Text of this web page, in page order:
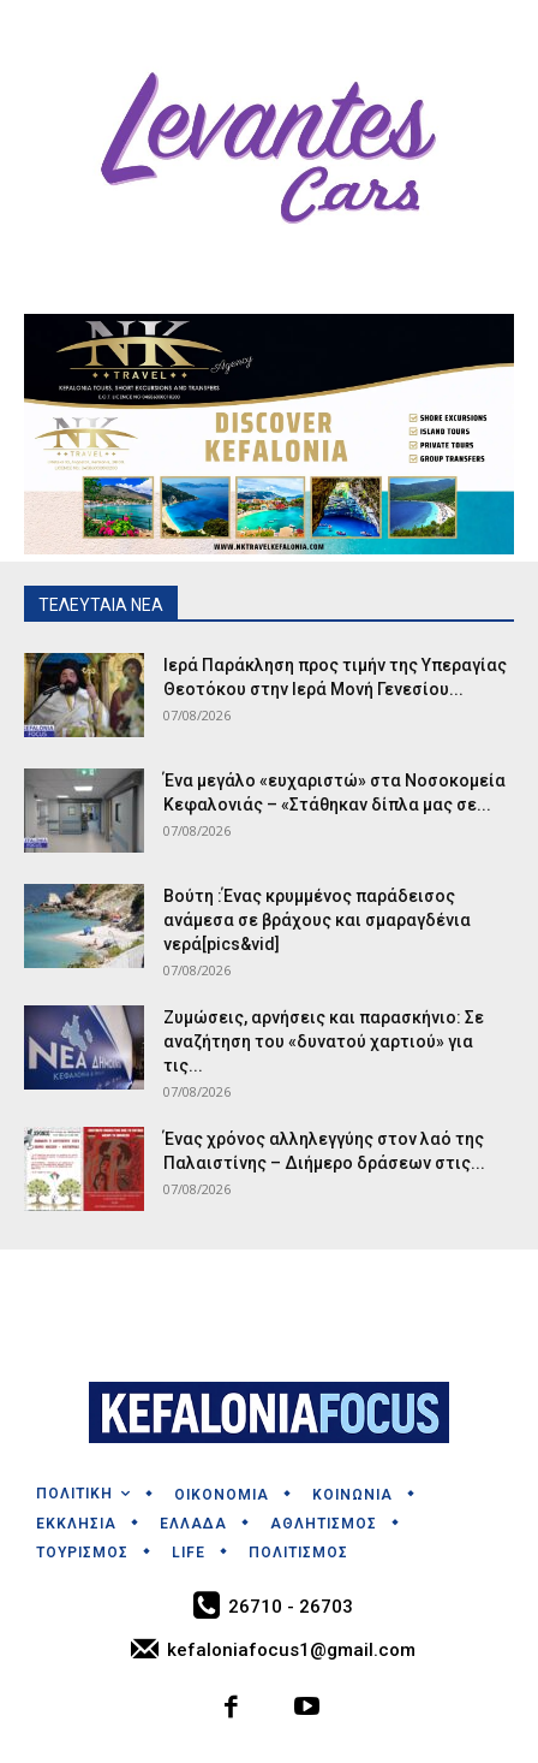
ΤΕΛΕΥΤΑΙΑ ΝΕΑ
Ιερά Παράκληση προς τιμήν της Υπεραγίας
Θεοτόκου στην Ιερά Μονή Γενεσίου...
07/08/2026
Ένα μεγάλο «ευχαριστώ» στα Νοσοκομεία
Κεφαλονιάς – «Στάθηκαν δίπλα μας σε...
07/08/2026
Βούτη :Ένας κρυμμένος παράδεισος
ανάμεσα σε βράχους και σμαραγδένια
νερά[pics&vid]
07/08/2026
Ζυμώσεις, αρνήσεις και παρασκήνιο: Σε
αναζήτηση του «δυνατού χαρτιού» για
τις...
07/08/2026
Ένας χρόνος αλληλεγγύης στον λαό της
Παλαιστίνης – Διήμερο δράσεων στις...
07/08/2026
ΠΟΛΙΤΙΚΗ ΟΙΚΟΝΟΜΙΑ
ΚΟΙΝΩΝΙΑ
ΕΚΚΛΗΣΙΑ
ΕΛΛΑΔΑ
ΑΘΛΗΤΙΣΜΟΣ
ΤΟΥΡΙΣΜΟΣ
LIFE ΠΟΛΙΤΙΣΜΟΣ
26710 - 26703
kefaloniafocus1@gmail.com